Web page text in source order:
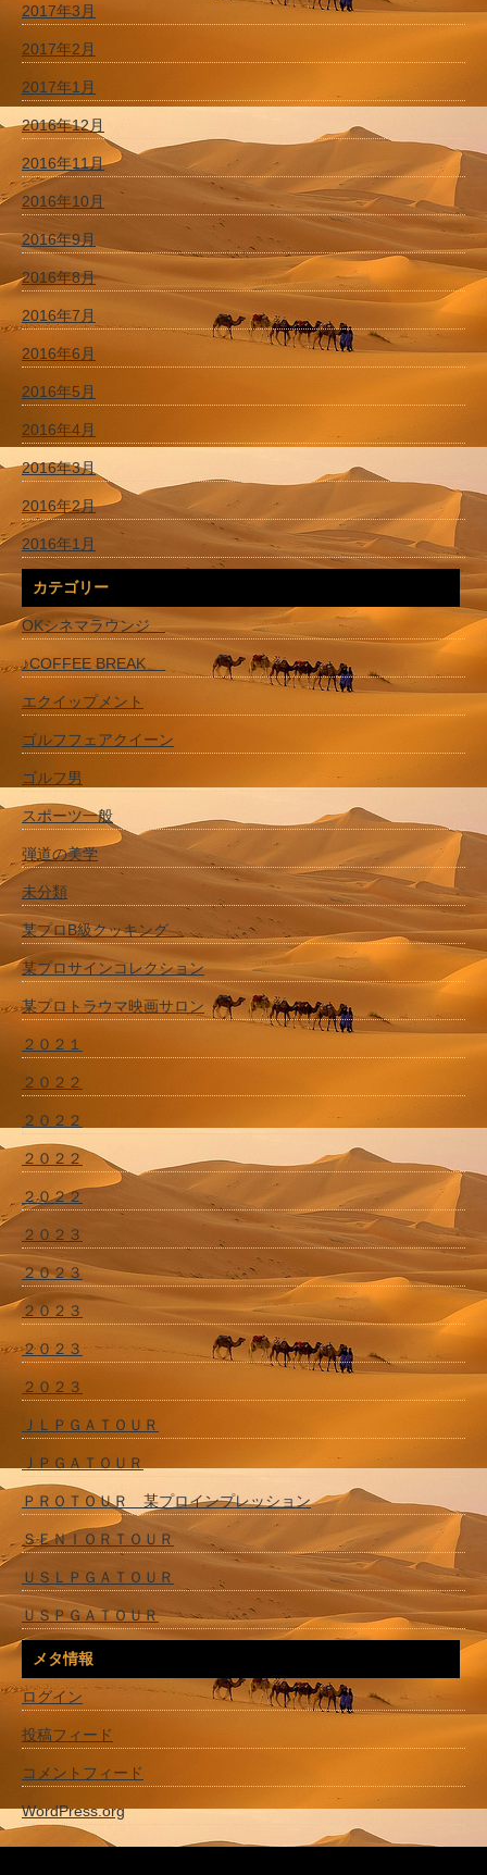
2017年3月
2017年2月
2017年1月
2016年12月
2016年11月
2016年10月
2016年9月
2016年8月
2016年7月
2016年6月
2016年5月
2016年4月
2016年3月
2016年2月
2016年1月
カテゴリー
OKシネマラウンジ
♪COFFEE BREAK
エクイップメント
ゴルフフェアクイーン
ゴルフ男
スポーツ一般
弾道の美学
未分類
某プロB級クッキング
某プロサインコレクション
某プロトラウマ映画サロン
２０２１
２０２２
２０２２
２０２２
２０２２
２０２３
２０２３
２０２３
２０２３
２０２３
ＪＬＰＧＡＴＯＵＲ
ＪＰＧＡＴＯＵＲ
ＰＲＯＴＯＵＲ 某プロインプレッション
ＳＥＮＩＯＲＴＯＵＲ
ＵＳＬＰＧＡＴＯＵＲ
ＵＳＰＧＡＴＯＵＲ
メタ情報
ログイン
投稿フィード
コメントフィード
WordPress.org